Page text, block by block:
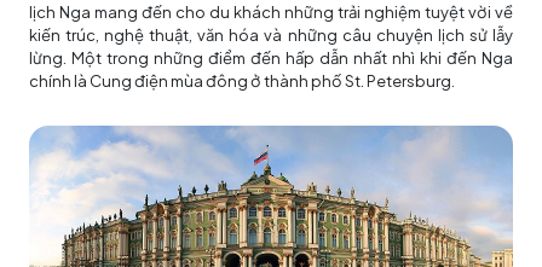
lịch Nga mang đến cho du khách những trải nghiệm tuyệt vời về
kiến trúc, nghệ thuật, văn hóa và những câu chuyện lịch sử lẫy
lừng. Một trong những điểm đến hấp dẫn nhất nhì khi đến Nga
chính là Cung điện mùa đông ở thành phố St. Petersburg.